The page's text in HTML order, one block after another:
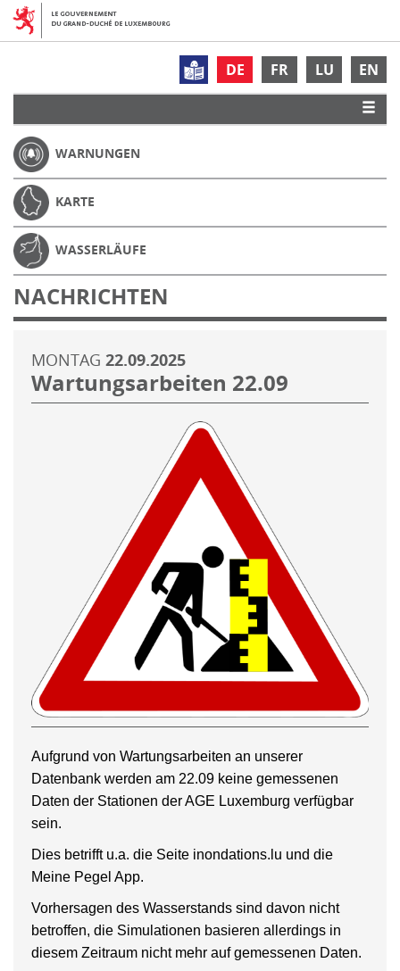
DE FR LU EN
WARNUNGEN
KARTE
WASSERLÄUFE
NACHRICHTEN
MONTAG 22.09.2025
Wartungsarbeiten 22.09
Aufgrund von Wartungsarbeiten an unserer
Datenbank werden am 22.09 keine gemessenen
Daten der Stationen der AGE Luxemburg verfügbar
sein.
Dies betrifft u.a. die Seite inondations.lu und die
Meine Pegel App.
Vorhersagen des Wasserstands sind davon nicht
betroffen, die Simulationen basieren allerdings in
diesem Zeitraum nicht mehr auf gemessenen Daten.